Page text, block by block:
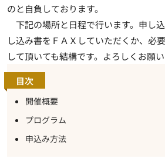
のと自負しております。
下記の場所と日程で行います。申し
し込み書をＦＡＸしていただくか、必
して頂いても結構です。よろしくお願い
目次
開催概要
プログラム
申込み方法